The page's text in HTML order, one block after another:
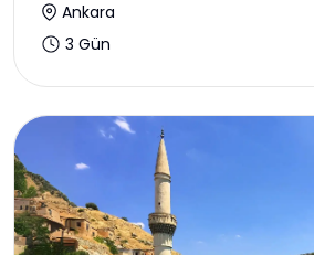
Ankara
3 Gün